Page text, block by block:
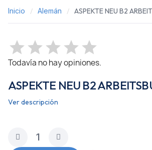
Inicio Alemán ASPEKTE NEU B2
Todavía no hay opiniones.
ASPEKTE NEU B2
Ver descripción